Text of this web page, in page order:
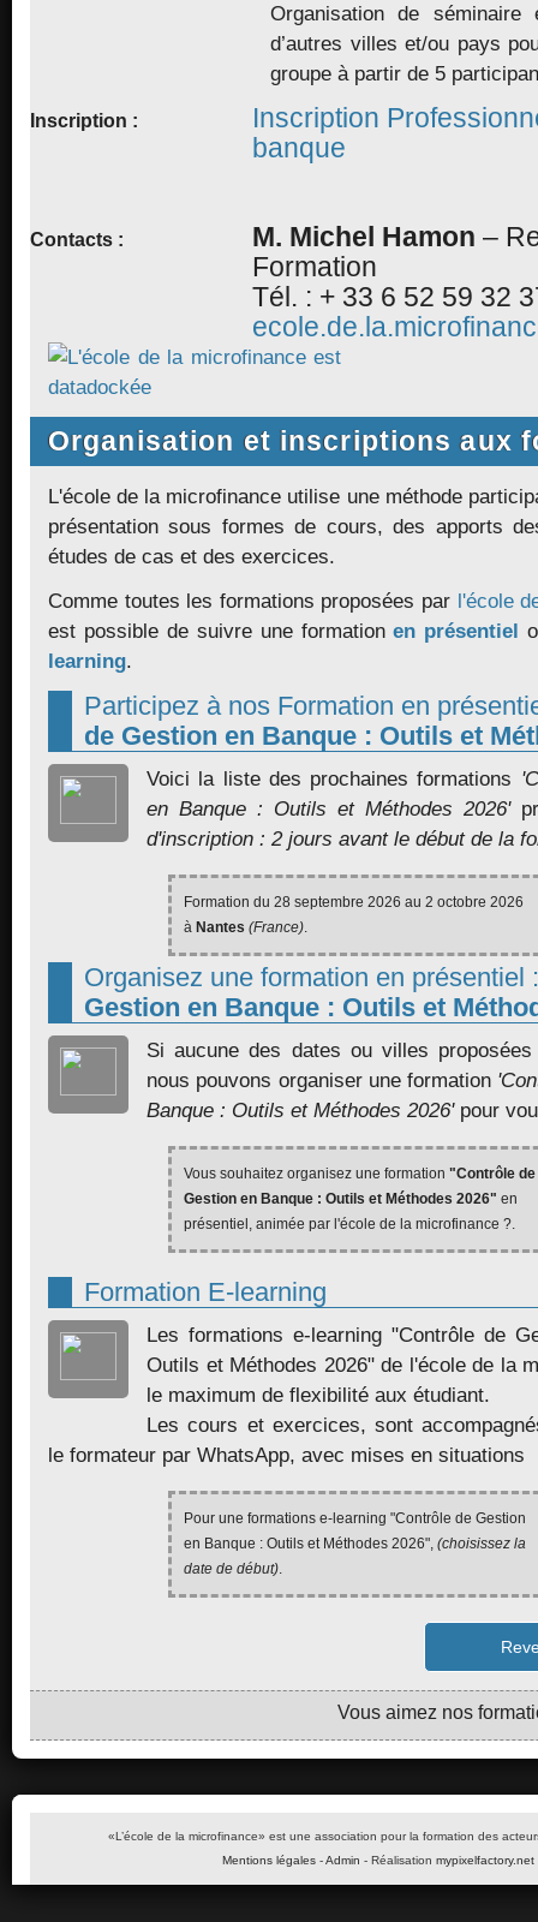
Organisation de séminaire
d’autres villes et/ou pays
groupe à partir de 5
Inscription :
Inscription
banque
Contacts : M. Michel Hamon –
Formation
Tél. : + 33 6 52 59 32
Organisation et inscriptions aux
L'école de la microfinance utilise une méthode
présentation sous formes de cours, des apports
études de cas et des exercices.
Comme toutes les formations proposées par l'école
est possible de suivre une formationen présentiel
learning.
Participez à nos Formation en
de Gestion en Banque : Outils et
Voici la liste des prochaines formations
en Banque : Outils et Méthodes 2026'
d'inscription : 2 jours avant le début de la
Formation du 28 septembre 2026 au 2 octobre 2026
à Nantes (France)
Organisez une formation en présentiel
Gestion en Banque : Outils et
Si aucune des dates ou villes
nous pouvons organiser une formation
Banque : Outils et Méthodes 2026'pour
Vous souhaitez organisez une formation "Contrôle de
Gestion en Banque : Outils et Méthodes 2026" en
présentiel, animée par l'école de la microfinance ?.
Formation E-learning
Les formations e-learning "Contrôle de
Outils et Méthodes 2026" de l'école de la
le maximum de flexibilité aux étudiant.
Les cours et exercices, sont
le formateur par WhatsApp, avec mises en situations
Pour une formations e-learning "Contrôle de Gestion
en Banque : Outils et Méthodes 2026", (choisissez la
date de début)
Vous aimez nos
«L’école de la microfinance» est une association pour la formation des
Mentions légales -Admin - Réalisation mypixelfactory.net